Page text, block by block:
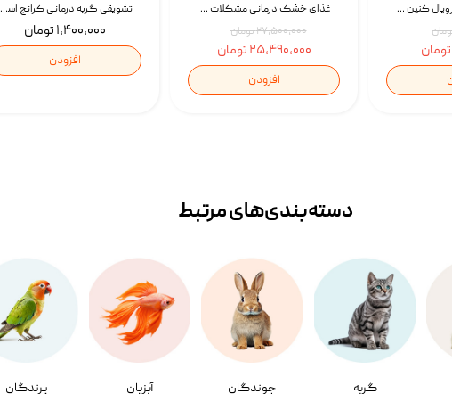
تشویقی گربه درمانی کرانچ اسنکی با طعم میکس Snacky Crunch Cat Treats وزن 60 گرم بسته 4 عددی
۱,۴۰۰,۰۰۰ تومان
افزودن
غذای خشک درمانی مشکلات گوارشی سگ رویال کنین Royal Canin Hypoallergenic وزن 7 کیلوگرم | پت استوک
۲۷,۵۰۰,۰۰۰ تومان
۲۵,۴۹۰,۰۰۰ تومان
افزودن
غذای خشک گربه رویال کنین Gastrointestinal Fibre Response وزن 2 کیلوگرم | پت استوک
گربه جوندگان آبزیان پرندگان
دسته‌بندی‌‌های مرتبط